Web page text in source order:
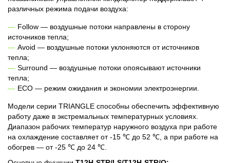
различных режима подачи воздуха:
Follow — воздушные потоки направлены в сторону
источников тепла;
Avoid — воздушные потоки уклоняются от источников
тепла;
Surround — воздушные потоки опоясывают источники
тепла;
ECO — режим ожидания и экономии электроэнергии.
Модели серии TRIANGLE способны обеспечить эффективную
работу даже в экстремальных температурных условиях.
Диапазон рабочих температур наружного воздуха при работе
на охлаждение составляет от -15 ℃ до 52 ℃, а при работе на
обогрев — от -25 ℃ до 24 ℃.